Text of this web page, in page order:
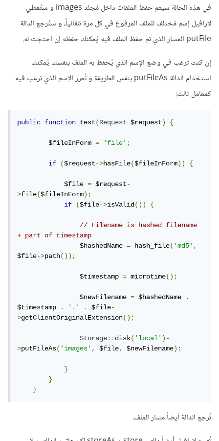
في هذه الحالة سيتم حفظ الملفات داخل مُجلد images و ستُعطي
لارافيل إسم مُختلف للملف المرفوع في كل مرة تلقائياً، و ستُرجع الدالة
putFile المسار الذي تم حفظ الملف فيه يُمكنك حفظه إن احتجت له.
إن كنت ترغب في وضع الإسم الذي يُحفظ به الملف بنفسك يُمكنك
إستخدام الدالة putFileAs بنفس الطريقة و تُمرر الإسم الذي ترغب فيه
كمعامل ثالث:
public function test(Request $request) {
        $fileInForm
= 'file';
if ($request->hasFile($fileInForm)) {
            $file
= $request-
>file($fileInForm);
if
($file->isValid()) {
// Filename is hashed filename
+ part of timestamp
                $hashedName
= hash_file('md5',
$file->path());
                $timestamp
= microtime();
                $newFilename
= $hashedName .
$timestamp . '.' . $file-
>getClientOriginalExtension();
Storage::disk('local')-
>putFileAs('images', $file, $newFilename);
}
}
}
تُرجع الدالة أيضاً مسار الملف.